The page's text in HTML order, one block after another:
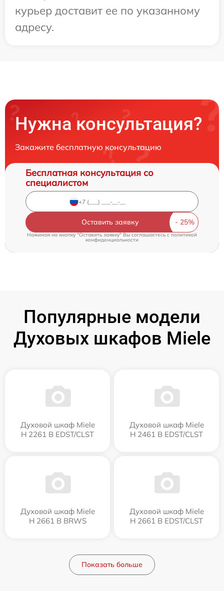
курьер доставит ее по указанному
адресу.
Нужна консультация?
Закажите бесплатную консультацию
Бесплатная консультация со
специалистом
Оставить заявку
Нажимая на кнопку "Оставить заявку" Вы соглашаетесь cполитикой
конфиденциальности
Популярные модели
Духовых шкафов Miele
Духовой шкаф Miele
H 2261 B EDST/CLST
Духовой шкаф Miele
H 2461 B EDST/CLST
Духовой шкаф Miele
H 2661 B BRWS
Духовой шкаф Miele
H 2661 B EDST/CLST
Показать больше